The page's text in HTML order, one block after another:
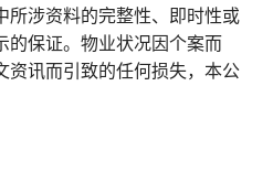
所涉资料的完整性、即时性或
的保证。物业状况因个案而
资讯而引致的任何损失，本公